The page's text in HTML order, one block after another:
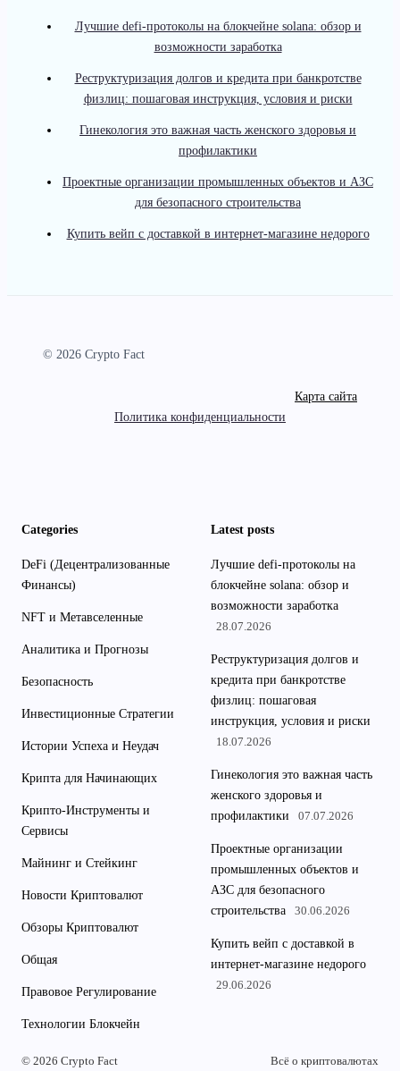
Лучшие defi-протоколы на блокчейне solana: обзор и
возможности заработка
Реструктуризация долгов и кредита при банкротстве
физлиц: пошаговая инструкция, условия и риски
Гинекология это важная часть женского здоровья и
профилактики
Проектные организации промышленных объектов и АЗС
для безопасного строительства
Купить вейп с доставкой в интернет-магазине недорого
© 2026 Crypto Fact
Карта сайта
Политика конфиденциальности
Categories
DeFi (Децентрализованные
Финансы)
NFT и Метавселенные
Аналитика и Прогнозы
Безопасность
Инвестиционные Стратегии
Истории Успеха и Неудач
Крипта для Начинающих
Крипто-Инструменты и
Сервисы
Майнинг и Стейкинг
Новости Криптовалют
Обзоры Криптовалют
Общая
Правовое Регулирование
Технологии Блокчейн
Latest posts
Лучшие defi-протоколы на
блокчейне solana: обзор и
возможности заработка
28.07.2026
Реструктуризация долгов и
кредита при банкротстве
физлиц: пошаговая
инструкция, условия и риски
18.07.2026
Гинекология это важная часть
женского здоровья и
профилактики
07.07.2026
Проектные организации
промышленных объектов и
АЗС для безопасного
строительства
30.06.2026
Купить вейп с доставкой в
интернет-магазине недорого
29.06.2026
© 2026 Crypto Fact Всё о криптовалютах